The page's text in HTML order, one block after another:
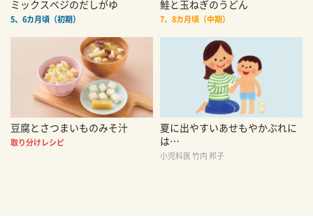
ミックスベジのだしがゆ
5、6カ月頃（初期）
鮭と玉ねぎのうどん
7、8カ月頃（中期）
豆腐とさつまいものみそ汁
取り分けレシピ
夏に出やすいあせもやかぶれに
は…
小児科医 竹内 邦子